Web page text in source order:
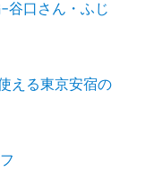
谷口さん・ふじ
える東京安宿の